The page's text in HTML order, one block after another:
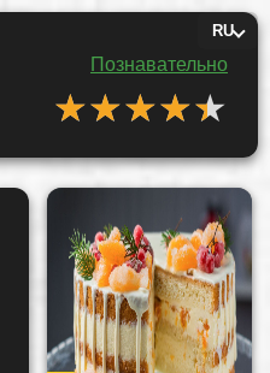
Познавательно
★★★★★
★★★★★
RU